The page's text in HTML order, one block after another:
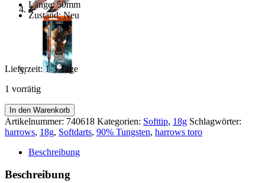
Länge: 50mm
Zustand: Neu
Lieferzeit:1-3 Tage
1 vorrätig
-
-
Harrows
90%
In den Warenkorb
Artikelnummer: 740618 Kategorien: Softtip, 18g Schlagwörter:
harrows, 18g, Softdarts, 90% Tungsten, harrows toro
Beschreibung
Beschreibung